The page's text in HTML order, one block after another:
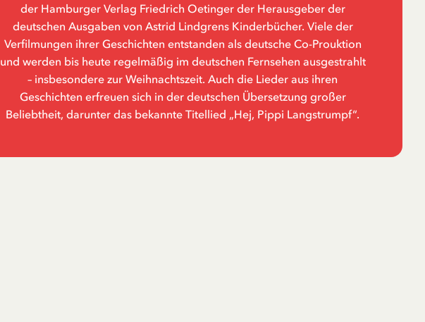
der Hamburger Verlag Friedrich Oetinger der Herausgeber der
deutschen Ausgaben von Astrid Lindgrens Kinderbücher. Viele der
Verfilmungen ihrer Geschichten entstanden als deutsche Co-Prouktion
und werden bis heute regelmäßig im deutschen Fernsehen ausgestrahlt
– insbesondere zur Weihnachtszeit. Auch die Lieder aus ihren
Geschichten erfreuen sich in der deutschen Übersetzung großer
Beliebtheit, darunter das bekannte Titellied „Hej, Pippi Langstrumpf“.